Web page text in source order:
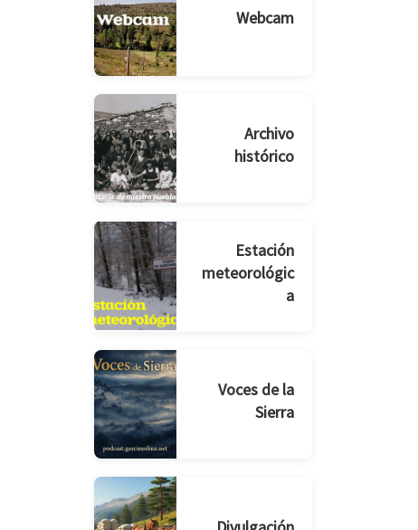
Webcam
Archivo
histórico
Estación
meteorológic
a
Voces de la
Sierra